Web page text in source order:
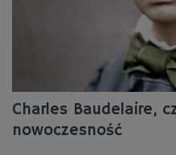
Charles Baudelaire,
nowoczesność